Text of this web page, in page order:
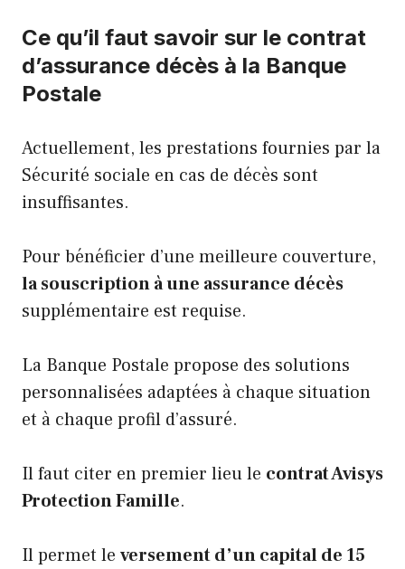
Ce qu’il faut savoir sur le contrat
d’assurance décès à la Banque
Postale
Actuellement, les prestations fournies par la
Sécurité sociale en cas de décès sont
insuffisantes.
Pour bénéficier d’une meilleure couverture,
la souscription à une assurance décès
supplémentaire est requise.
La Banque Postale propose des solutions
personnalisées adaptées à chaque situation
et à chaque profil d’assuré.
Il faut citer en premier lieu le contrat Avisys
Protection Famille.
Il permet le versement d’un capital de 15